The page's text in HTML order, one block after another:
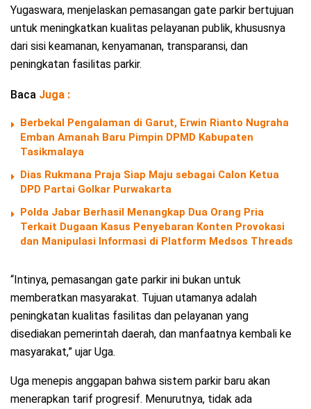
Yugaswara, menjelaskan pemasangan gate parkir bertujuan
untuk meningkatkan kualitas pelayanan publik, khususnya
dari sisi keamanan, kenyamanan, transparansi, dan
peningkatan fasilitas parkir.
Baca Juga :
Berbekal Pengalaman di Garut, Erwin Rianto Nugraha
Emban Amanah Baru Pimpin DPMD Kabupaten
Tasikmalaya
Dias Rukmana Praja Siap Maju sebagai Calon Ketua
DPD Partai Golkar Purwakarta
Polda Jabar Berhasil Menangkap Dua Orang Pria
Terkait Dugaan Kasus Penyebaran Konten Provokasi
dan Manipulasi Informasi di Platform Medsos Threads
“Intinya, pemasangan gate parkir ini bukan untuk
memberatkan masyarakat. Tujuan utamanya adalah
peningkatan kualitas fasilitas dan pelayanan yang
disediakan pemerintah daerah, dan manfaatnya kembali ke
masyarakat,” ujar Uga.
Uga menepis anggapan bahwa sistem parkir baru akan
menerapkan tarif progresif. Menurutnya, tidak ada